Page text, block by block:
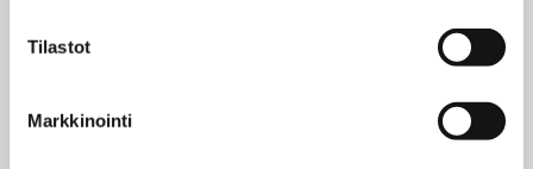
Tilastot
Markkinointi
Taksvärkki ry
00530 Helsinki